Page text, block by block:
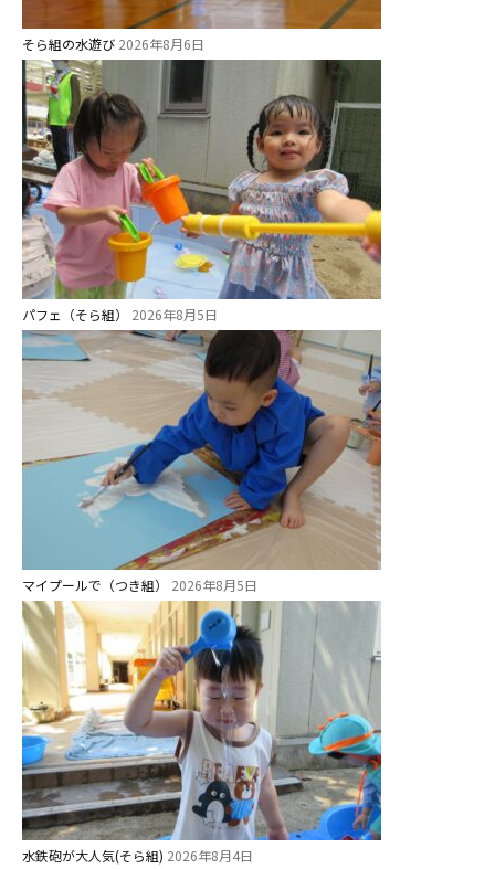
そら組の水遊び 2026年8月6日
パフェ（そら組） 2026年8月5日
マイプールで（つき組） 2026年8月5日
水鉄砲が大人気(そら組) 2026年8月4日
園児募集要項
教職員募集
園のこと
園舎案内
安⼼・安全対策
給⾷
課外教室
理事長のことば
教育と保育
美⽊多幼稚園の理想
園の1⽇
年間⾏事
預かり保育［ヒラソル ]
美⽊多チコス
美⽊多チコスについて
美⽊多チコスブログ
未就園児クラス
0歳親子登園［マカロンクラス ]
1歳・2歳親子登園［マリポサクラ
ス ]